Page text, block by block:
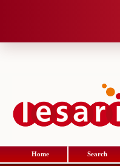
Home Search